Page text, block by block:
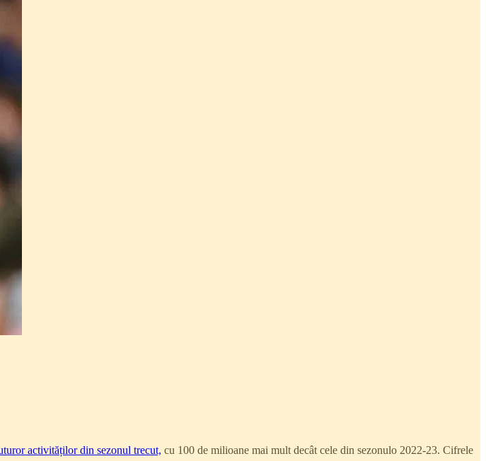
activităților din sezonul trecut, cu 100 de milioane mai mult decât cele din sezonulo 2022-23. Cifrele